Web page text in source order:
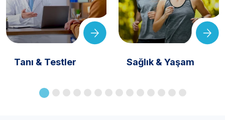
Tanı & Testler Sağlık & Yaşam